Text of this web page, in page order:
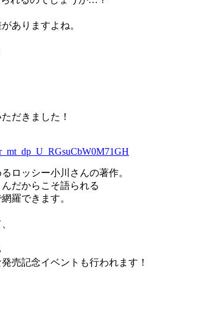
ありますよね。
だきました！
ロッシー小川さんの著作。
だからこそ語られる
羅できます。
売記念イベントも行われます！